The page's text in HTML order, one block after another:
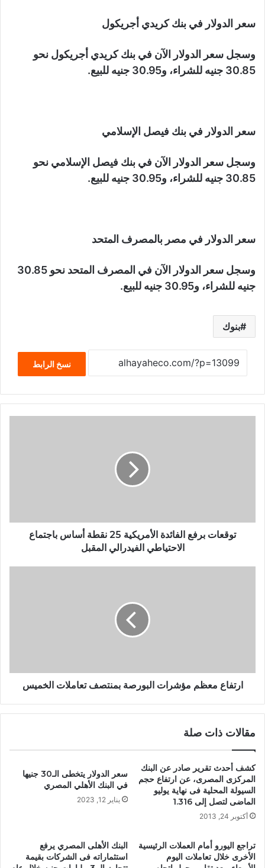
سعر الدولار في بنك كريدي أجريكول
وسجل سعر الدولار الآن في بنك كريدي أجريكول نحو
30.85 جنيه للشراء، و30.95 جنيه للبيع.
سعر الدولار في بنك فيصل الإسلامي
وسجل سعر الدولار الآن في بنك فيصل الإسلامي نحو
30.85 جنيه للشراء، و30.95 جنيه للبيع.
سعر الدولار في مصر بالمصرف المتحد
وسجل سعر الدولار الآن في المصرف المتحد نحو 30.85
جنيه للشراء، و30.95 جنيه للبيع.
بنوك
نسخ الرابط
توقعات برفع الفائدة الأمريكية 25 نقطة أساس باجتماع
الاحتياطي الفيدرالي المقبل
ارتفاع معظم مؤشرات البورصة بمنتصف تعاملات الخميس
مقالات ذات صلة
كشف أحدث تقرير صادر عن البنك
المركزى المصرى، عن ارتفاع حجم
السيولة المحلية فى نهاية يوليو
الماضى لتصل إلى 1.316
أكتوبر 24, 2013
سعر الدولار يتخطى الـ30 جنيها
في البنك الأهلي المصري
يناير 12, 2023
تراجع اليورو أمام العملات الرئيسية
الأخرى خلال تعاملات اليوم
البنك الأهلى المصري يرفع
استثماراته فى الشركات بقيمة